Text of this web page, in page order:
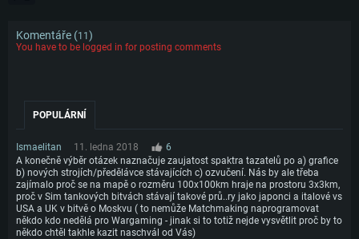
Komentáře (11 )
You have to be logged in for posting comments
POPULÁRNÍ
Ismaelitan 11. ledna 2018
6
A konečně výběr otázek naznačuje zaujatost spaktra tazatelů po a) grafice
b) nových strojích/předělávce stávajících c) ozvučení. Nás by ale třeba
zajímalo proč se na mapě o rozměru 100x100km hraje na prostoru 3x3km,
proč v Sim tankových bitvách stávají takové prů..ry jako japonci a italové vs
USA a UK v bitvě o Moskvu ( to nemůže Matchmaking naprogramovat
někdo kdo nedělá pro Wargaming - jinak si to totiž nejde vysvětlit proč by to
někdo chtěl takhle kazit naschvál od Vás)